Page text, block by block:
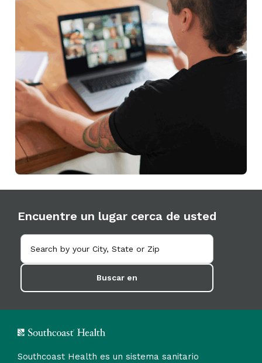
Encuentre un lugar cerca de usted
Buscar en
Southcoast Health es un sistema sanitario